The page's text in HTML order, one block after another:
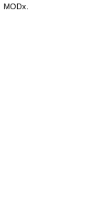
MODx.